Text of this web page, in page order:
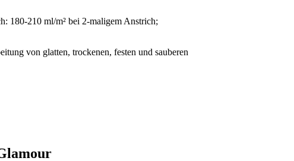
180-210 ml/m² bei 2-maligem Anstrich;
von glatten, trockenen, festen und sauberen